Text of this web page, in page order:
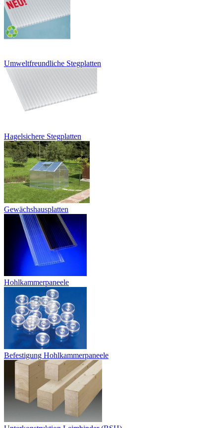
Umweltfreundliche Stegplatten
Hagelsichere Stegplatten
Gewächshausplatten
Hohlkammerpaneele
Befestigung Hohlkammerpaneele